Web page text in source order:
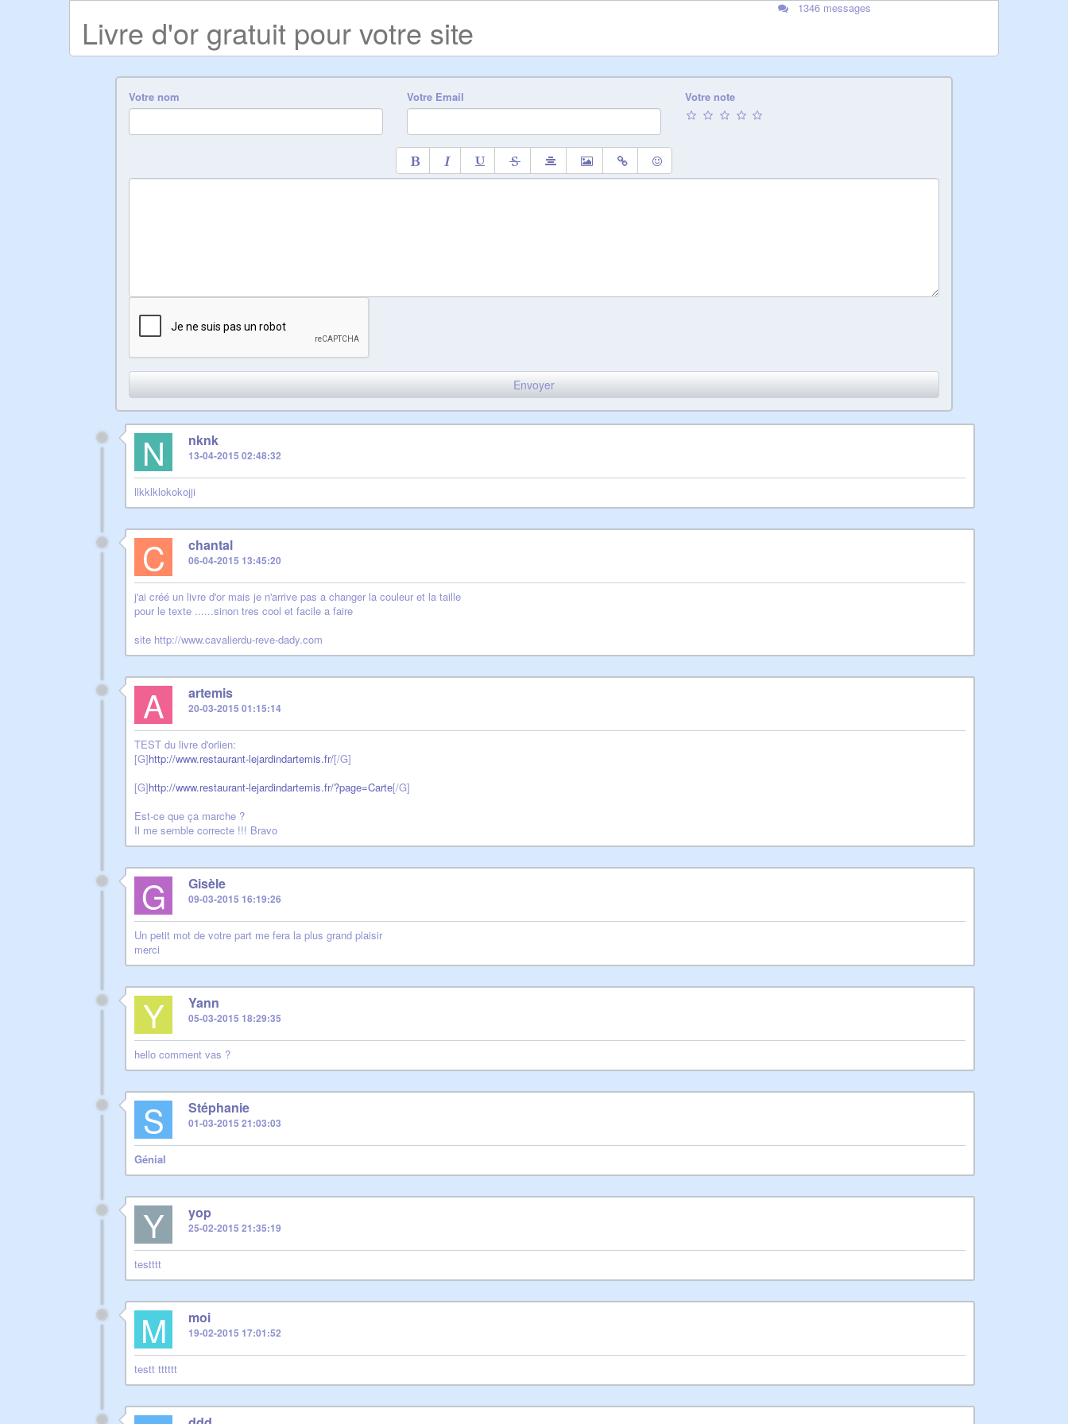
Livre d'or gratuit pour votre site
1346 messages
Votre nom Votre Email Votre note
N nknk
13-04-2015 02:48:32
llkklklokokojji
C chantal
06-04-2015 13:45:20
j'ai créé un livre d'or mais je n'arrive pas a changer la couleur et la taille
pour le texte ......sinon tres cool et facile a faire
site http://www.cavalierdu-reve-dady.com
A artemis
20-03-2015 01:15:14
TEST du livre d'orlien:
[G]http://www.restaurant-lejardindartemis.fr/[/G]
[G]http://www.restaurant-lejardindartemis.fr/?page=Carte[/G]
Est-ce que ça marche ?
Il me semble correcte !!! Bravo
G Gisèle
09-03-2015 16:19:26
Un petit mot de votre part me fera la plus grand plaisir
merci
Y Yann
05-03-2015 18:29:35
hello comment vas ?
S Stéphanie
01-03-2015 21:03:03
Génial
Y yop
25-02-2015 21:35:19
testttt
M moi
19-02-2015 17:01:52
testt tttttt